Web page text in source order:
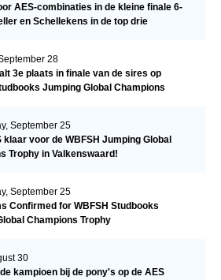
AES-combinaties in de kleine finale 6-
en Schellekens in de top drie
28
3e plaats in finale van de sires op
Jumping Global Champions
September 25
klaar voor de WBFSH Jumping Global
Trophy in Valkenswaard!
September 25
Confirmed for WBFSH Studbooks
Champions Trophy
30
kampioen bij de pony's op de AES